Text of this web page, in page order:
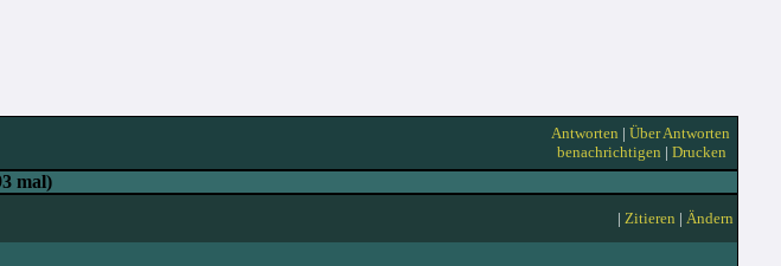
Antworten | Über Antworten
benachrichtigen | Drucken
mal)
| Zitieren | Ändern